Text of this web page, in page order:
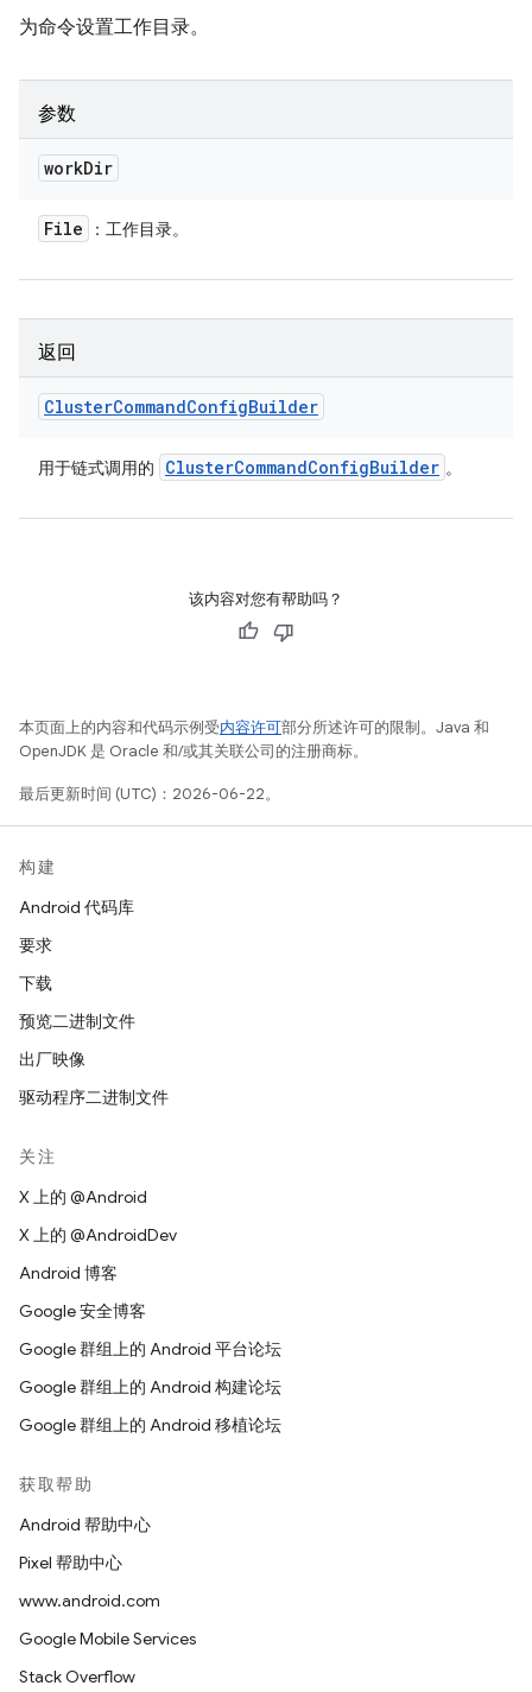
为命令设置工作目录。
参数
workDir
File ：工作目录。
返回
ClusterCommandConfigBuilder
用于链式调用的 ClusterCommandConfigBuilder 。
该内容对您有帮助吗？
本页面上的内容和代码示例受内容许可部分所述许可的限制。Java 和
OpenJDK 是 Oracle 和/或其关联公司的注册商标。
最后更新时间 (UTC)：2026-06-22。
构建
Android 代码库
要求
下载
预览二进制文件
出厂映像
驱动程序二进制文件
关注
X 上的 @Android
X 上的 @AndroidDev
Android 博客
Google 安全博客
Google 群组上的 Android 平台论坛
Google 群组上的 Android 构建论坛
Google 群组上的 Android 移植论坛
获取帮助
Android 帮助中心
Pixel 帮助中心
www.android.com
Google Mobile Services
Stack Overflow